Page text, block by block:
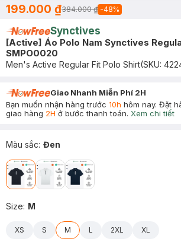
199.000 ₫384.000 ₫ -48%
Synctives
[Active] Áo Polo Nam Synctives
SMPO0020
Men's Active Regular Fit Polo Shirt(SKU:
Giao Nhanh Miễn Phí 2H
Bạn muốn nhận hàng trước 10h hôm nay. Đặt
giao hàng 2H ở bước thanh toán. Xem chi tiết
Màu sắc: Đen
Size: M
XS S M L 2XL XL